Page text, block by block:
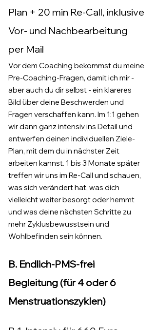
Plan + 20 min Re-Call, inklusive
Vor- und Nachbearbeitung
per Mail
Vor dem Coaching bekommst du meine
Pre-Coaching-Fragen, damit ich mir -
aber auch du dir selbst - ein klareres
Bild über deine Beschwerden und
Fragen verschaffen kann. Im 1:1 gehen
wir dann ganz intensiv ins Detail und
entwerfen deinen individuellen Ziele-
Plan, mit dem du in nächster Zeit
arbeiten kannst. 1 bis 3 Monate später
treffen wir uns im Re-Call und schauen,
was sich verändert hat, was dich
vielleicht weiter besorgt oder hemmt
und was deine nächsten Schritte zu
mehr Zyklusbewusstsein und
Wohlbefinden sein können.
B. Endlich-PMS-frei
Begleitung (für 4 oder 6
Menstruationszyklen)